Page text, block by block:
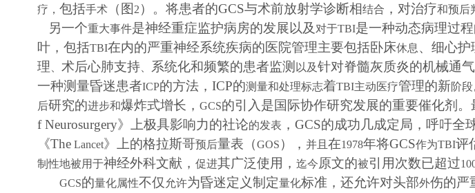
疗， 包括手术（图 2 ）。将患者的GCS与术前放射学诊断相结合 ，对治疗和预后
另一个重大事件是神经重症监护病房的发展以及 对于TBI是一种动态病理过
叶，包括TBI在内的严重神经系统疾病的医院管理主要包括卧床休息 、细心护
理
术后心肺支持、 系统化和频繁的患者监测 以及针对脊髓灰质炎的机械通气
一种测量昏迷患者ICP的方法， ICP的测量和处理标志着TBI主动医疗管理的新阶段
后研究的进步和爆炸式增长， GCS的引入是国际协作研究发展的重要催化剂。
f Neurosurgery》上极具影响力的社论的发表 ， GCS的成功几成定局， 呼吁全
《The Lancet》上的格拉斯哥预后量表（GOS ）， 并且 在1978年将GCS作为TBI评
制性地被用于神经外科文献， 促进其广泛使用， 迄今原文的被引用次数已超过
GCS的量化属性不仅 允许为昏迷定义制定量化标准，还允许对头部外伤的严